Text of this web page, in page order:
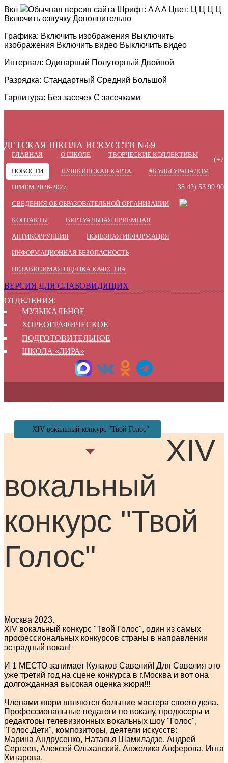
Вкл Обычная версия сайта Шрифт: AAA Цвет: Ц Ц Ц Ц
Включить озвучку Дополнительно
Графика: Включить изображения Выключить
изображения Включить видео Выключить видео
Интервал: Одинарный Полуторный Двойной
Разрядка: Стандартный Средний Большой
Гарнитура: Без засечек С засечками
ДЕТСКАЯ ШКОЛА ИСКУССТВ №69
ГЛАВНАЯ О ШКОЛЕ ТВОРЧЕСКИЕ КОЛЛЕКТИВЫ
НОВОСТИ ПУШКИНСКАЯ КАРТА #КУЛЬТУРАНАДОМ
ПРИЁМ 2026-2027
СВЕДЕНИЯ ОБ ОБРАЗОВАТЕЛЬНОЙ ОРГАНИЗАЦИИ
КОНТАКТЫ ВИРТУАЛЬНАЯ ПРИЕМНАЯ
АНТИКОРРУПЦИЯ ПОЛЕЗНАЯ ИНФОРМАЦИЯ
ИНФОРМАЦИОННАЯ БЕЗОПАСНОСТЬ
НЕЗАВИСИМАЯ ОЦЕНКА КАЧЕСТВА
(+7
38 42) 53 99 90
ВЕРСИЯ ДЛЯ СЛАБОВИДЯЩИХ
ОТДЕЛЕНИЯ:
МУЗЫКАЛЬНОЕ
ХОРЕОГРАФИЧЕСКОЕ
ПОДГОТОВИТЕЛЬНОЕ
ШКОЛА «ЛИРА»
Новости Новости
XIV вокальный конкурс "Твой Голос"
XIV
вокальный
конкурс "Твой
Голос"
Москва 2023.
XIV вокальный конкурс "Твой Голос", один из самых
профессиональных конкурсов страны в направлении
эстрадный вокал!
И 1 МЕСТО занимает Кулаков Савелий! Для Савелия это
уже третий год на сцене конкурса в г.Москва и вот она
долгожданная высокая оценка жюри!!!
Членами жюри являются большие мастера своего дела.
Профессиональные педагоги по вокалу, продюсеры и
редакторы телевизионных вокальных шоу "Голос",
"Голос.Дети", композиторы, деятели искусств:
Марина Андрусенко, Наталья Шамиладзе, Андрей
Сергеев, Алексей Ольханский, Анжелика Алферова, Инга
Хитарова.